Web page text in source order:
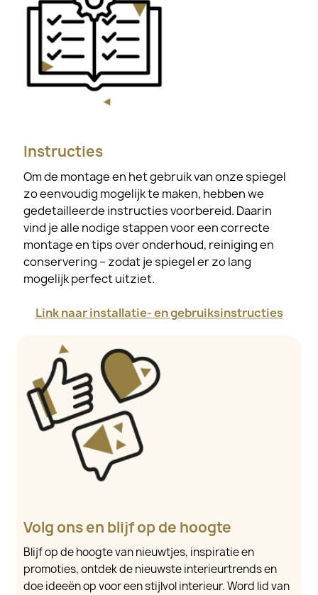
Instructies
Om de montage en het gebruik van onze spiegel
zo eenvoudig mogelijk te maken, hebben we
gedetailleerde instructies voorbereid. Daarin
vind je alle nodige stappen voor een correcte
montage en tips over onderhoud, reiniging en
conservering – zodat je spiegel er zo lang
mogelijk perfect uitziet.
Link naar installatie- en gebruiksinstructies
Volg ons en blijf op de hoogte
Blijf op de hoogte van nieuwtjes, inspiratie en
promoties, ontdek de nieuwste interieurtrends en
doe ideeën op voor een stijlvol interieur. Word lid van